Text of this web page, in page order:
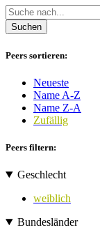
Suchen
Peers sortieren:
Neueste
Name A-Z
Name Z-A
Zufällig
Peers filtern:
Geschlecht
weiblich
Bundesländer